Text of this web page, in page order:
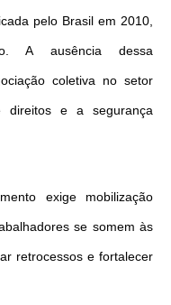
pelo Brasil em 2010,
A ausência dessa
coletiva no setor
direitos e a segurança
exige mobilização
se somem às
retrocessos e fortalecer